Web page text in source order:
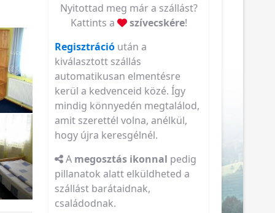
Nyitottad meg már a szállást?
Kattints a
szívecskére!
Regisztráció után a
kiválasztott szállás
automatikusan elmentésre
kerül a kedvenceid közé. Így
mindig könnyedén megtalálod,
amit szerettél volna, anélkül,
hogy újra keresgélnél.
A megosztás ikonnal pedig
pillanatok alatt elküldheted a
szállást barátaidnak,
családodnak.